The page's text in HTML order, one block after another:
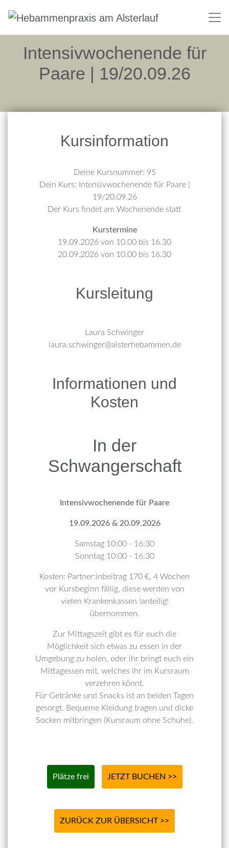
Intensivwochenende für
Paare | 19/20.09.26
Kursinformation
Deine Kursnummer: 95
Dein Kurs: Intensivwochenende für Paare |
19/20.09.26
Der Kurs findet am Wochenende statt
Kurstermine
19.09.2026 von 10.00 bis 16.30
20.09.2026 von 10.00 bis 16.30
Kursleitung
Laura Schwinger
laura.schwinger@alsterhebammen.de
Informationen und
Kosten
In der
Schwangerschaft
Intensivwochenende für Paare
19.09.2026 & 20.09.2026
Samstag 10:00 - 16:30
Sonntag 10:00 - 16:30
Kosten: Partner:inbeitrag 170 €, 4 Wochen
vor Kursbeginn fällig, diese werden von
vielen Krankenkassen !anteilig!
übernommen.
Zur Mittagszeit gibt es für euch die
Möglichkeit sich etwas zu essen in der
Umgebung zu holen, oder ihr bringt euch ein
Mittagessen mit, welches ihr im Kursraum
verzehren könnt.
Für Getränke und Snacks ist an beiden Tagen
gesorgt. Bequeme Kleidung tragen und dicke
Socken mitbringen (Kursraum ohne Schuhe).
Plätze frei JETZT BUCHEN >>
ZURÜCK ZUR ÜBERSICHT >>